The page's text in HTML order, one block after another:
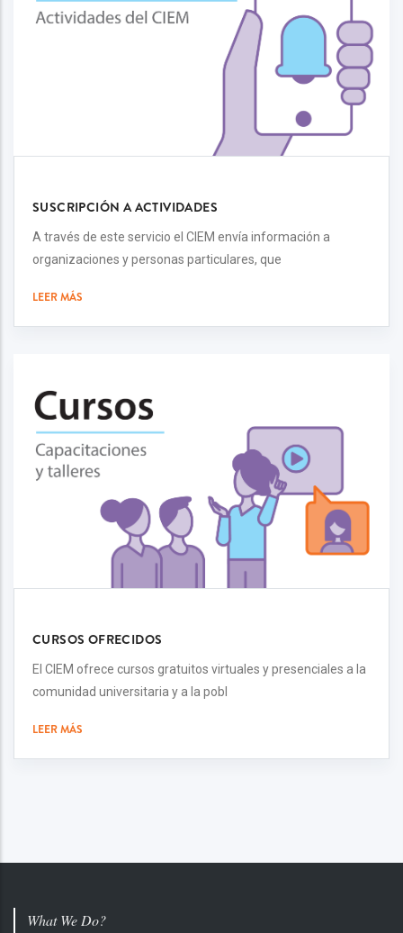
SUSCRIPCIÓN A ACTIVIDADES
A través de este servicio el CIEM envía información a
organizaciones y personas particulares, que
LEER MÁS
CURSOS OFRECIDOS
El CIEM ofrece cursos gratuitos virtuales y presenciales a la
comunidad universitaria y a la pobl
LEER MÁS
What We Do?